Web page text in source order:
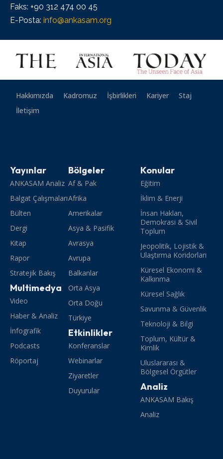
Faks: +90 312 474 00 45
E-Posta: info@ankasam.org
Hakkımızda Kadromuz İşbirlikleri Kariyer
Staj
İletişim
Yayınlar
ANKASAM Analiz
Balgat Çalışmaları
Bülten
Dergi
Kitap
Rapor
Stratejik Bakış
Multimedya
Video
Haber & Analiz
İnfografik
Podcasts
Röportaj
Bölgeler
Af & Pak
Afrika
Amerikalar
Asya & Pasifik
Avrasya
Avrupa
Balkanlar
Orta Asya
Orta Doğu
Türkiye
Etkinlikler
Konferanslar
Webinarlar
Ziyaretler
Duyurular
Konular
Eğitim
İklim & Enerji
İnsan Hakları,
Demokrasi & Sivil
Toplum
Jeopolitik, Lojistik &
Ulaştırma Koridorları
Küresel Ekonomi &
Kalkınma
Küresel Sağlık
Savunma & Güvenlik
Teknoloji & Bilgi
Toplum, Kültür &
Kimlik
Uluslararası &
Bölgesel Örgütler
Analiz
ANKASAM Bakış
Analiz